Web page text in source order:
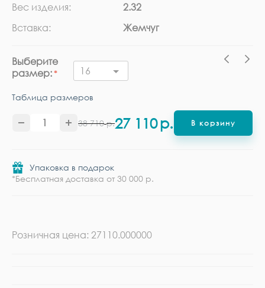
Вес изделия:
2.32
Вставка:
Жемчуг
Выберите
размер:
16
Таблица размеров
38 710 р.27 110р. В корзину
Упаковка в подарок
*Бесплатная доставка от 30 000 р.
Розничная цена: 27110.000000